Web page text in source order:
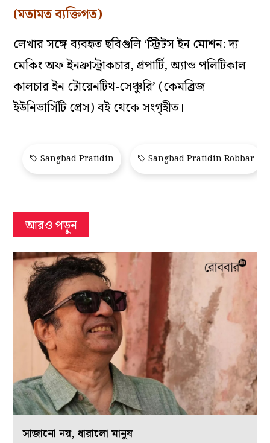
(মতামত ব্যক্তিগত)
লেখার সঙ্গে ব্যবহৃত ছবিগুলি ‘স্ট্রিটস ইন মোশন: দ্য
মেকিং অফ ইনফ্রাস্ট্রাকচার, প্রপার্টি, অ্যান্ড পলিটিকাল
কালচার ইন টোয়েনটিথ-সেঞ্চুরি’ (কেমব্রিজ
ইউনিভার্সিটি প্রেস) বই থেকে সংগৃহীত।
Sangbad Pratidin Sangbad Pratidin Robbar
আরও পড়ুন
সাজানো নয়, ধারালো মানুষ